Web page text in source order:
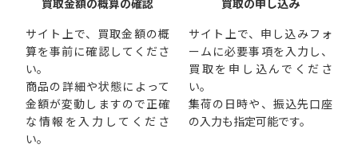
買取金額の概算の確認
サイト上で、買取金額の概
算を事前に確認してくださ
い。
商品の詳細や状態によって
金額が変動しますので正確
な情報を入力してくださ
い。
買取の申し込み
サイト上で、申し込みフォ
ームに必要事項を入力し、
買取を申し込んでくださ
い。
集荷の日時や、振込先口座
の入力も指定可能です。